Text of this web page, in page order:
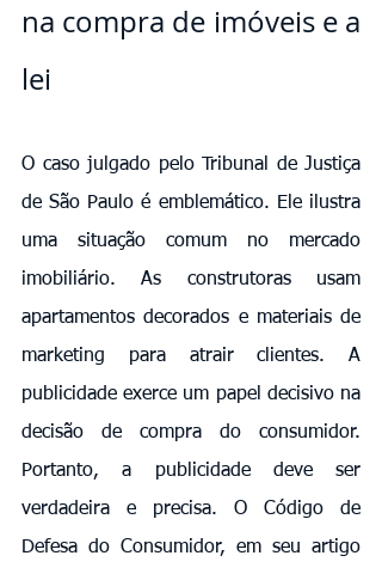
na compra de imóveis e a
lei
O caso julgado pelo Tribunal de Justiça
de São Paulo é emblemático. Ele ilustra
uma situação comum no mercado
imobiliário. As construtoras usam
apartamentos decorados e materiais de
marketing para atrair clientes. A
publicidade exerce um papel decisivo na
decisão de compra do consumidor.
Portanto, a publicidade deve ser
verdadeira e precisa. O Código de
Defesa do Consumidor, em seu artigo